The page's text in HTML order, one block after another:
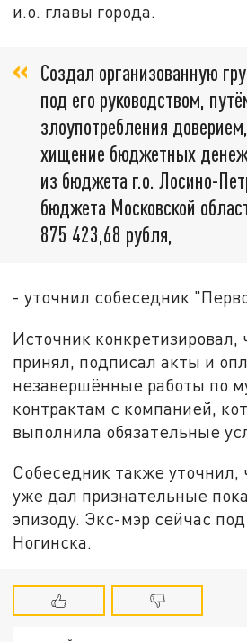
и.о. главы города.
Создал организованную
под его руководством,
злоупотребления
хищение бюджетных
из бюджета г.о. Лосино-
бюджета Московской
875 423,68 рубля,
- уточнил собеседник
Источник конкретизировал,
принял, подписал акты и
незавершённые работы по
контрактам с компанией,
выполнила обязательные
Собеседник также уточнил,
уже дал признательные
эпизоду. Экс-мэр сейчас
Ногинска.